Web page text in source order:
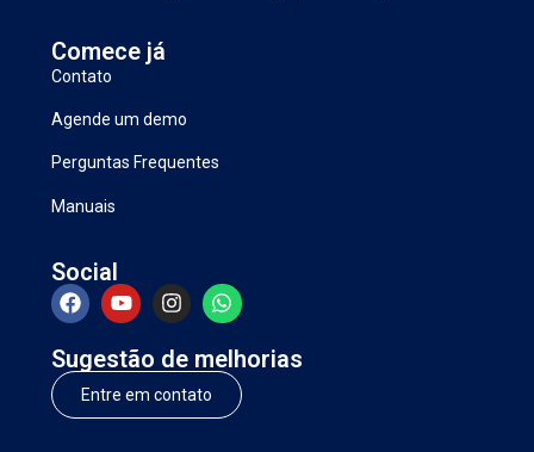
Comece já
Contato
Agende um demo
Perguntas Frequentes
Manuais
Social
Sugestão de melhorias
Entre em contato